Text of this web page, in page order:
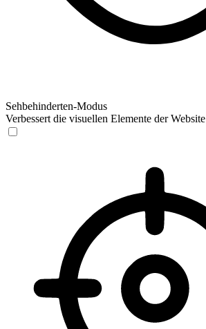
Sehbehinderten-Modus
Verbessert die visuellen Elemente der Website